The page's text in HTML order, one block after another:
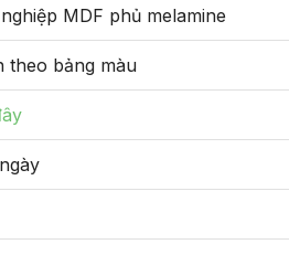
MDF phủ melamine
theo bảng màu